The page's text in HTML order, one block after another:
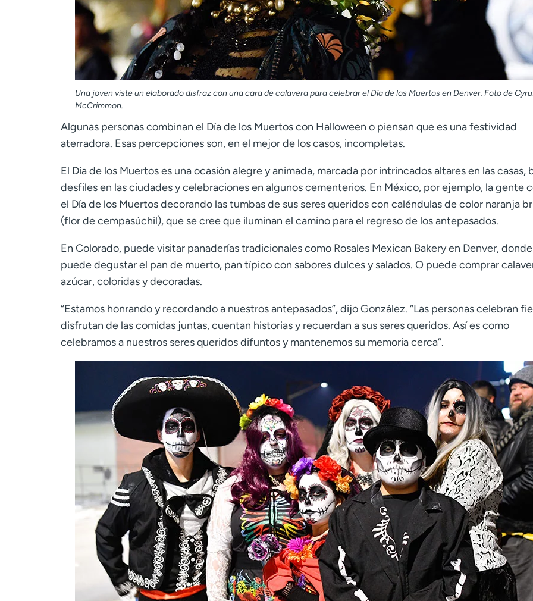
Una joven viste un elaborado disfraz con una cara de calavera para celebrar el Día de los Muertos en Denver. Foto de
McCrimmon.
Algunas personas combinan el Día de los Muertos con Halloween o piensan que es una festividad
aterradora. Esas percepciones son, en el mejor de los casos, incompletas.
El Día de los Muertos es una ocasión alegre y animada, marcada por intrincados altares en las casas,
desfiles en las ciudades y celebraciones en algunos cementerios. En México, por ejemplo, la gente
el Día de los Muertos decorando las tumbas de sus seres queridos con caléndulas de color naranja
(flor de cempasúchil), que se cree que iluminan el camino para el regreso de los antepasados.
En Colorado, puede visitar panaderías tradicionales como Rosales Mexican Bakery en Denver, donde
puede degustar el pan de muerto, pan típico con sabores dulces y salados. O puede comprar
azúcar, coloridas y decoradas.
“Estamos honrando y recordando a nuestros antepasados”, dijo González. “Las personas celebran
disfrutan de las comidas juntas, cuentan historias y recuerdan a sus seres queridos. Así es como
celebramos a nuestros seres queridos difuntos y mantenemos su memoria cerca”.